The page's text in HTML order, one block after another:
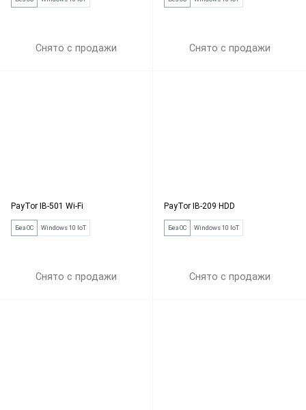
Снято с продажи Снято с продажи
PayTor IB-501 Wi-Fi
Без ОС Windows 10 IoT
Снято с продажи
PayTor IB-209 HDD
Без ОС Windows 10 IoT
Снято с продажи